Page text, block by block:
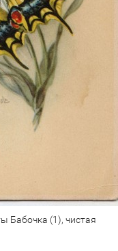
Бабочка (1), чистая